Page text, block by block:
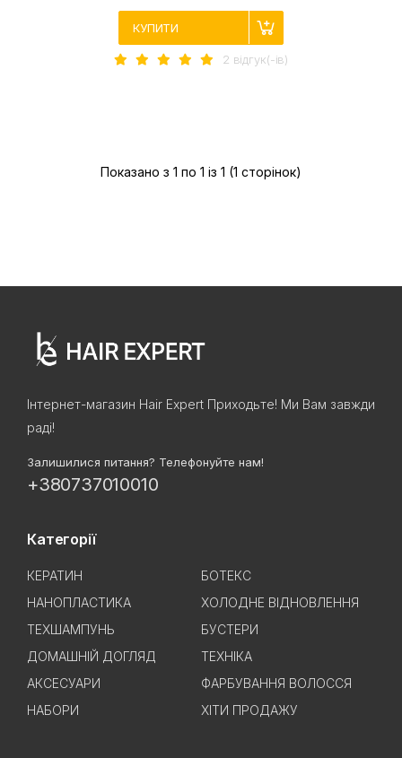
КУПИТИ
2 вiдгук(-iв)
Показано з 1 по 1 із 1 (1 сторінок)
Інтернет-магазин Hair Expert Приходьте! Ми Вам завжди
раді!
Залишилися питання? Телефонуйте нам!
+380737010010
Категорії
КЕРАТИН
БОТЕКС
НАНОПЛАСТИКА
ХОЛОДНЕ ВІДНОВЛЕННЯ
ТЕХШАМПУНЬ
БУСТЕРИ
ДОМАШНІЙ ДОГЛЯД
ТЕХНІКА
АКСЕСУАРИ
ФАРБУВАННЯ ВОЛОССЯ
НАБОРИ
ХІТИ ПРОДАЖУ